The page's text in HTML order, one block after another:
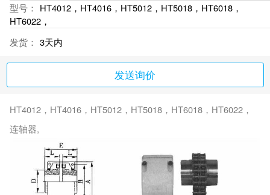
型号： HT4012，HT4016，HT5012，HT5018，HT6018，
HT6022，
发货： 3天内
发送询价
HT4012，HT4016，HT5012，HT5018，HT6018，HT6022，
连轴器,